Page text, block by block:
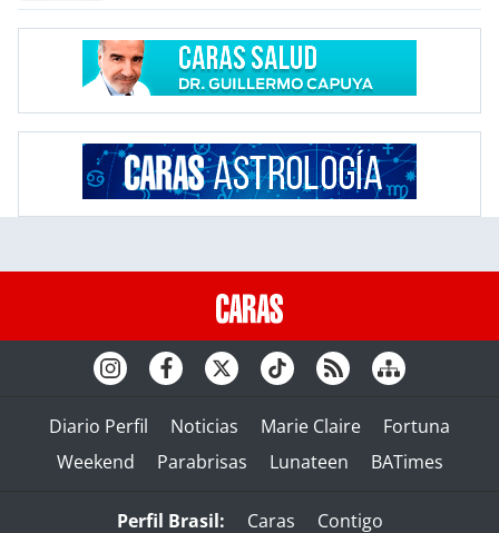
Diario Perfil Noticias Marie Claire
Fortuna
Weekend
Parabrisas Lunateen BATimes
Perfil Brasil: Caras Contigo